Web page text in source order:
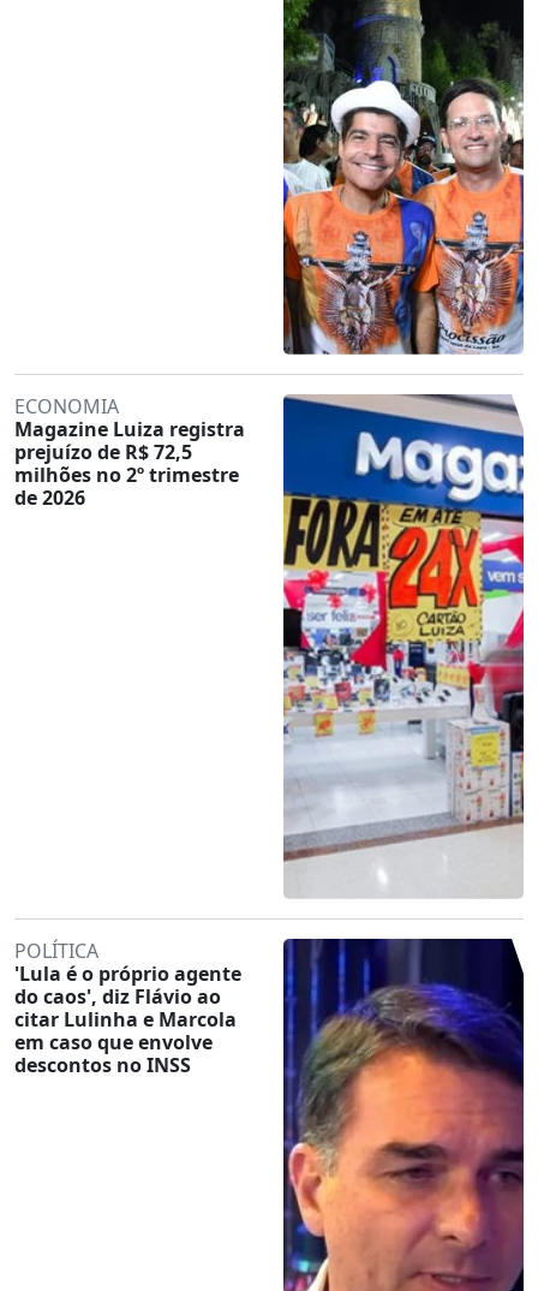
ECONOMIA
Magazine Luiza registra
prejuízo de R$ 72,5
milhões no 2º trimestre
de 2026
POLÍTICA
'Lula é o próprio agente
do caos', diz Flávio ao
citar Lulinha e Marcola
em caso que envolve
descontos no INSS